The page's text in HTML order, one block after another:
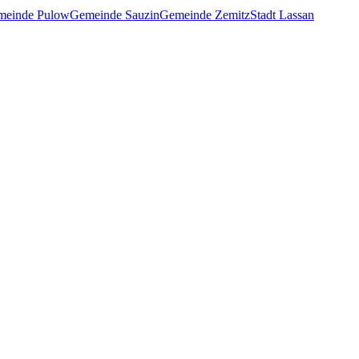
PulowGemeinde SauzinGemeinde ZemitzStadt Lassan